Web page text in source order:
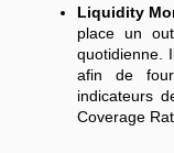
Liquidity
place un
quotidienne.
afin de
indicateurs
Coverage